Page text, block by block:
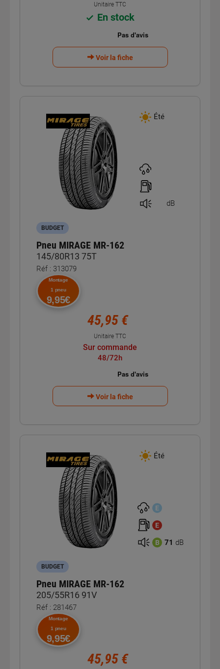
Unitaire TTC
En stock
Voir la fiche
Été
dB
BUDGET
Pneu MIRAGE MR-162
145/80R13 75T
Réf : 313079
Montage
1 pneu
9,95€
45,95 €
Unitaire TTC
Sur commande
48/72h
Voir la fiche
Été
E
E
B 71 dB
BUDGET
Pneu MIRAGE MR-162
205/55R16 91V
Réf : 281467
Montage
1 pneu
9,95€
45,95 €